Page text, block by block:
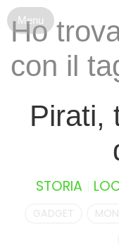
Ho
con il
Pirati,
STORIA
GADGET